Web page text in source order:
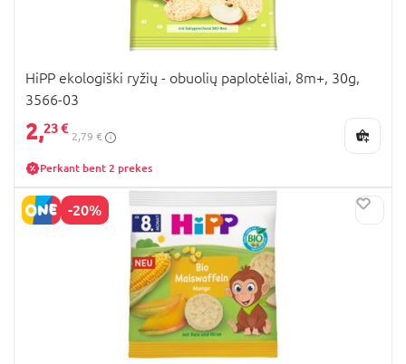
HiPP ekologiški ryžių - obuolių paplotėliai, 8m+, 30g,
3566-03
2,23 €
2,79 €
Perkant bent 2 prekes
-20%